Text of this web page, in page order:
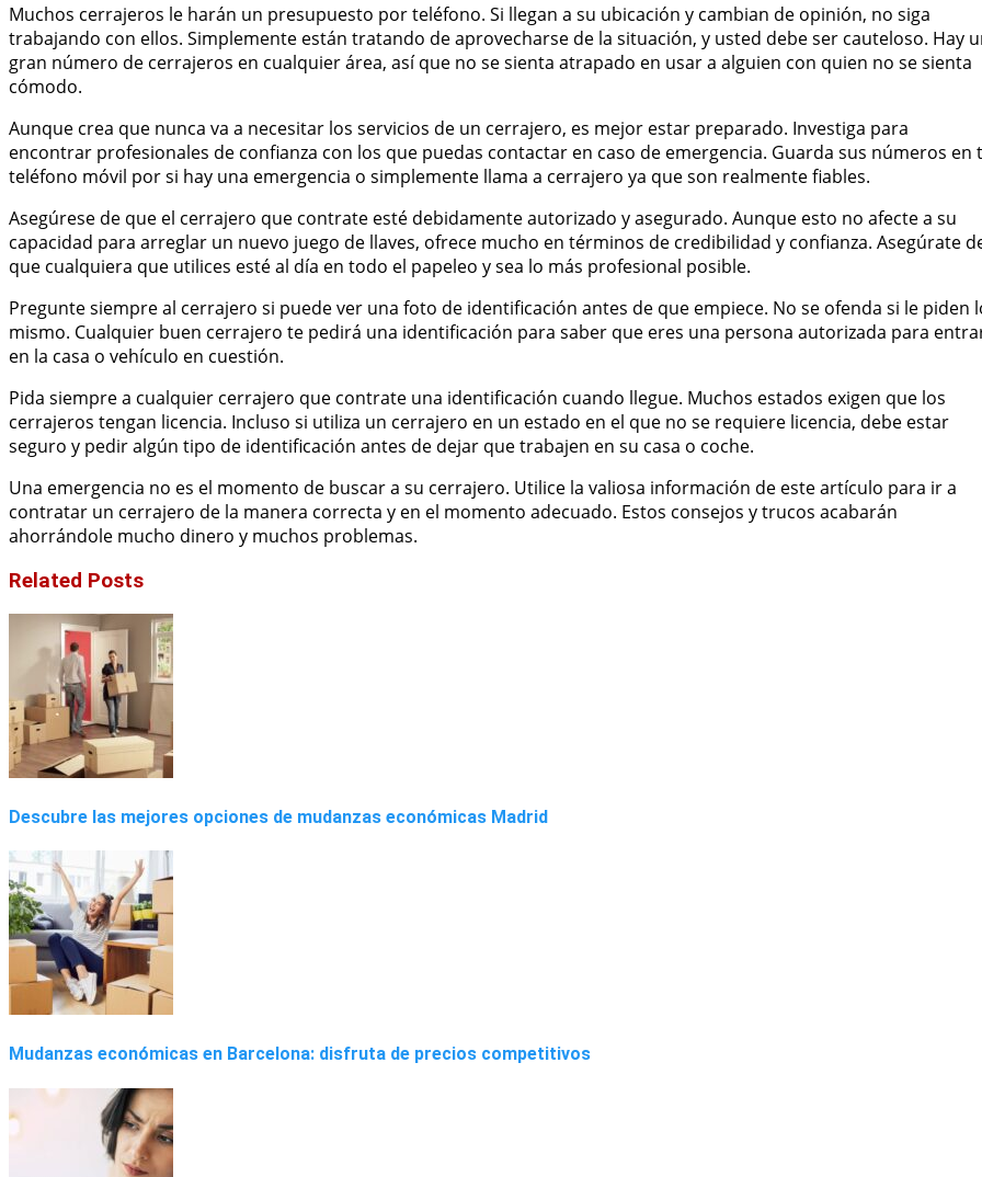
Muchos cerrajeros le harán un presupuesto por teléfono. Si llegan a su ubicación y cambian de opinión, no siga
trabajando con ellos. Simplemente están tratando de aprovecharse de la situación, y usted debe ser cauteloso. Hay
gran número de cerrajeros en cualquier área, así que no se sienta atrapado en usar a alguien con quien no se sienta
cómodo.
Aunque crea que nunca va a necesitar los servicios de un cerrajero, es mejor estar preparado. Investiga para
encontrar profesionales de confianza con los que puedas contactar en caso de emergencia. Guarda sus números en
teléfono móvil por si hay una emergencia o simplemente llama a cerrajero ya que son realmente fiables.
Asegúrese de que el cerrajero que contrate esté debidamente autorizado y asegurado. Aunque esto no afecte a su
capacidad para arreglar un nuevo juego de llaves, ofrece mucho en términos de credibilidad y confianza. Asegúrate
que cualquiera que utilices esté al día en todo el papeleo y sea lo más profesional posible.
Pregunte siempre al cerrajero si puede ver una foto de identificación antes de que empiece. No se ofenda si le piden
mismo. Cualquier buen cerrajero te pedirá una identificación para saber que eres una persona autorizada para
en la casa o vehículo en cuestión.
Pida siempre a cualquier cerrajero que contrate una identificación cuando llegue. Muchos estados exigen que los
cerrajeros tengan licencia. Incluso si utiliza un cerrajero en un estado en el que no se requiere licencia, debe estar
seguro y pedir algún tipo de identificación antes de dejar que trabajen en su casa o coche.
Una emergencia no es el momento de buscar a su cerrajero. Utilice la valiosa información de este artículo para ir a
contratar un cerrajero de la manera correcta y en el momento adecuado. Estos consejos y trucos acabarán
ahorrándole mucho dinero y muchos problemas.
Related Posts
Descubre las mejores opciones de mudanzas económicas Madrid
Mudanzas económicas en Barcelona: disfruta de precios competitivos